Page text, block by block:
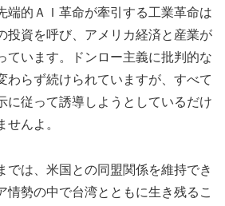
端的ＡＩ革命が牽引する工業革命は
投資を呼び、アメリカ経済と産業が
ています。ドンロー主義に批判的な
わらず続けられていますが、すべて
に従って誘導しようとしているだけ
せんよ。
は、米国との同盟関係を維持でき
情勢の中で台湾とともに生き残るこ